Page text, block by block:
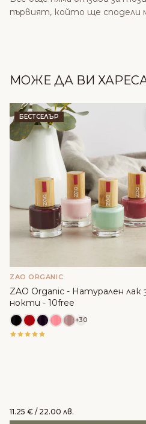
първият, който ще сподели
МОЖЕ ДА ВИ
БЕСТСЕЛЪР
ZAO ORGANIC
ZAO Organic - Натурален лак
нокти - 10free
+30
11.25 € / 22.00 лв.